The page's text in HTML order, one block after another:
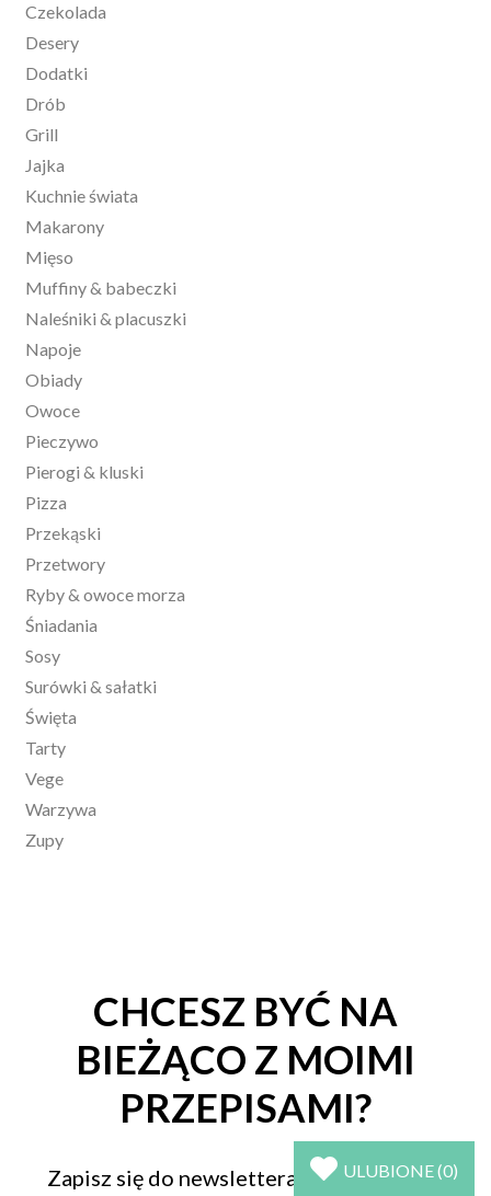
Czekolada
Desery
Dodatki
Drób
Grill
Jajka
Kuchnie świata
Makarony
Mięso
Muffiny & babeczki
Naleśniki & placuszki
Napoje
Obiady
Owoce
Pieczywo
Pierogi & kluski
Pizza
Przekąski
Przetwory
Ryby & owoce morza
Śniadania
Sosy
Surówki & sałatki
Święta
Tarty
Vege
Warzywa
Zupy
CHCESZ BYĆ NA
BIEŻĄCO Z MOIMI
PRZEPISAMI?
Zapisz się do newslettera i jako pierwszy
ULUBIONE (0)